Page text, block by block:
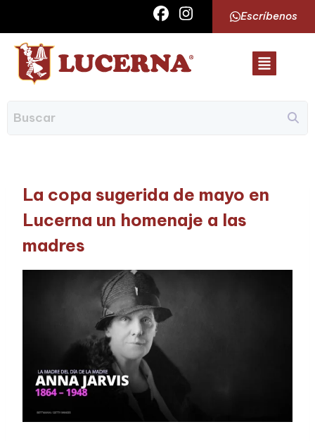
Escríbenos
La copa sugerida de mayo en
Lucerna un homenaje a las
madres